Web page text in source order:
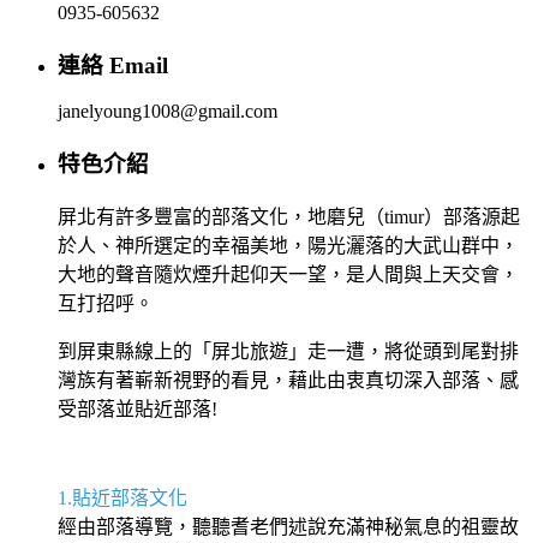
0935-605632
連絡 Email
janelyoung1008@gmail.com
特色介紹
屏北有許多豐富的部落文化，地磨兒（timur）部落源起
於人、神所選定的幸福美地，陽光灑落的大武山群中，
大地的聲音隨炊煙升起仰天一望，是人間與上天交會，
互打招呼。
到屏東縣線上的「屏北旅遊」走一遭，將從頭到尾對排
灣族有著嶄新視野的看見，藉此由衷真切深入部落、感
受部落並貼近部落!
1.貼近部落文化
經由部落導覽，聽聽耆老們述說充滿神秘氣息的祖靈故